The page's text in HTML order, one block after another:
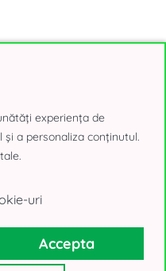
experiența de
a personaliza conținutul.
uri
Accepta